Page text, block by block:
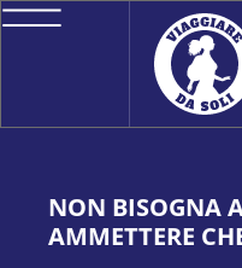
NON BISOGNA
AMMETTERE